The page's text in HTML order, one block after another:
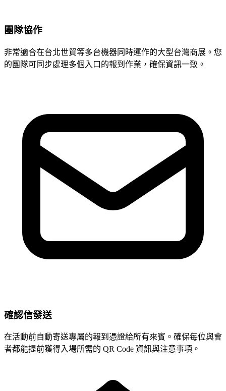
團隊協作
非常適合在台北世貿等多台機器同時運作的大型台灣商展。您
的團隊可同步處理多個入口的報到作業，確保資訊一致。
確認信發送
在活動前自動寄送專屬的報到憑證給所有來賓。確保每位與會
者都能提前獲得入場所需的 QR Code 資訊與注意事項。